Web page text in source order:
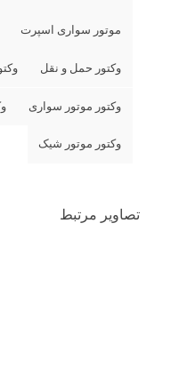
موتور سواری اسپرت
وکتور حمل و نقل
وکتور موتور سواری
وکتور موتور شیک
تصاویر مرتبط